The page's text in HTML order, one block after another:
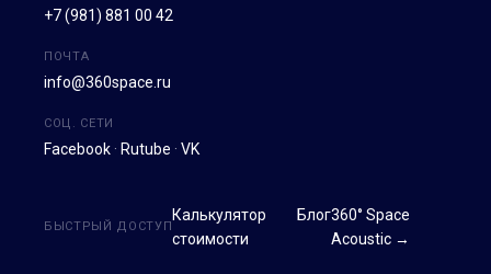
+7 (981) 881 00 42
ПОЧТА
info@360space.ru
СОЦ. СЕТИ
Facebook · Rutube · VK
БЫСТРЫЙ ДОСТУП
Калькулятор
стоимости
Блог360° Space
Acoustic →